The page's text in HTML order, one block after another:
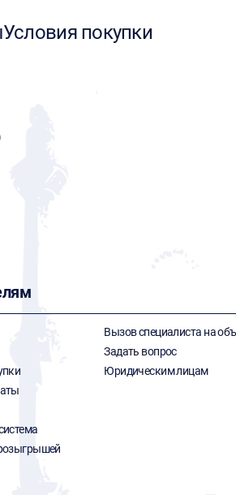
Условия покупки
Вызов специалиста на
Задать вопрос
Юридическим лицам